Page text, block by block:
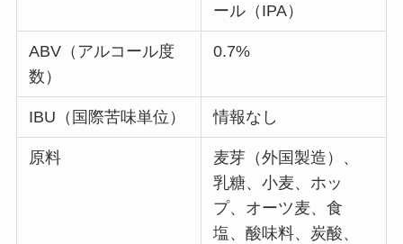
ール（IPA）
ABV（アルコール度
数）
0.7%
IBU（国際苦味単位） 情報なし
原料
麦芽（外国製造）、
乳糖、小麦、ホッ
プ、オーツ麦、食
塩、酸味料、炭酸、